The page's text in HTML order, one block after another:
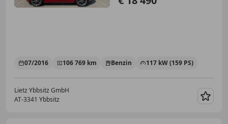
07/2016 106 769 km Benzin 117 kW (159 PS)
Lietz Ybbsitz GmbH
AT-3341 Ybbsitz